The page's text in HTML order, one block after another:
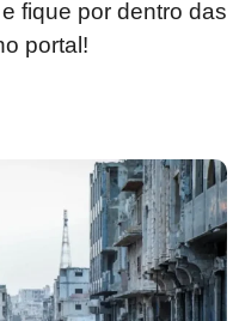
fique por dentro das
portal!